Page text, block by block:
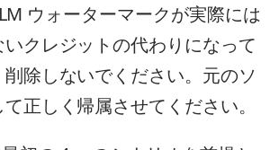
ウォーターマークが実際には
クレジットの代わりになって
除しないでください。元のソ
正しく帰属させてください。